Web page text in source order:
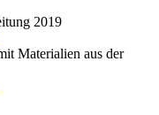
2019
Materialien aus der